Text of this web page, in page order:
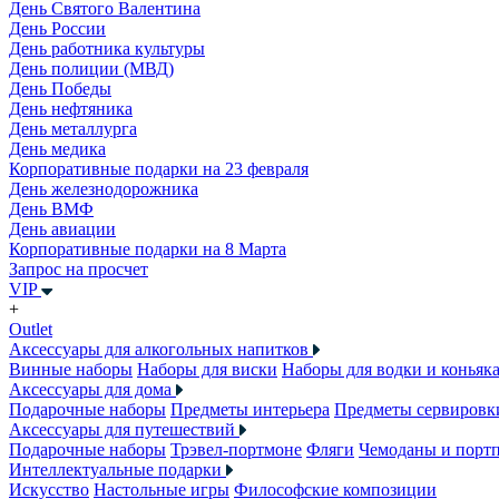
День Святого Валентина
День России
День работника культуры
День полиции (МВД)
День Победы
День нефтяника
День металлурга
День медика
Корпоративные подарки на 23 февраля
День железнодорожника
День ВМФ
День авиации
Корпоративные подарки на 8 Марта
Запрос на просчет
VIP
+
Outlet
Аксессуары для алкогольных напитков
Винные наборы Наборы для виски Наборы для водки и коньяка
Аксессуары для дома
Подарочные наборы Предметы интерьера Предметы
Аксессуары для путешествий
Подарочные наборы Трэвел-портмоне Фляги Чемоданы и
Интеллектуальные подарки
Искусство Настольные игры Философские композиции